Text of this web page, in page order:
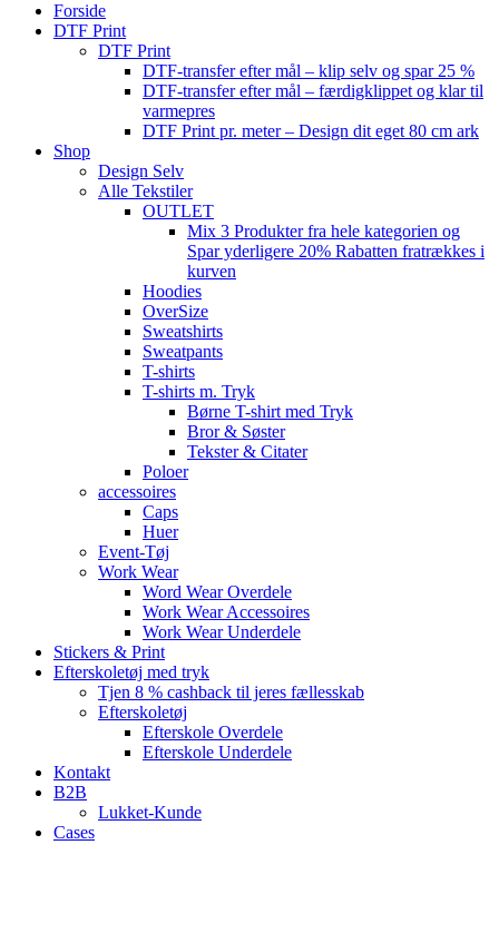
Forside
DTF Print
DTF Print
DTF-transfer efter mål – klip selv og spar 25 %
DTF-transfer efter mål – færdigklippet og klar til
varmepres
DTF Print pr. meter – Design dit eget 80 cm ark
Shop
Design Selv
Alle Tekstiler
OUTLET
Mix 3 Produkter fra hele kategorien og
Spar yderligere 20% Rabatten fratrækkes i
kurven
Hoodies
OverSize
Sweatshirts
Sweatpants
T-shirts
T-shirts m. Tryk
Børne T-shirt med Tryk
Bror & Søster
Tekster & Citater
Poloer
accessoires
Caps
Huer
Event-Tøj
Work Wear
Word Wear Overdele
Work Wear Accessoires
Work Wear Underdele
Stickers & Print
Efterskoletøj med tryk
Tjen 8 % cashback til jeres fællesskab
Efterskoletøj
Efterskole Overdele
Efterskole Underdele
Kontakt
B2B
Lukket-Kunde
Cases